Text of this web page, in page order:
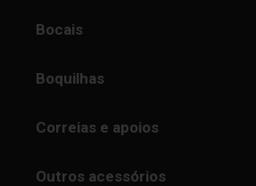
Bocais
Boquilhas
Correias e apoios
Outros acessórios